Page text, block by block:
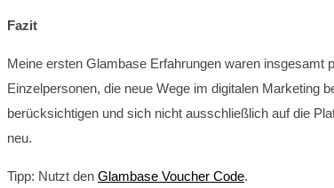
Fazit
Meine ersten Glambase Erfahrungen waren insgesamt
Einzelpersonen, die neue Wege im digitalen Marketing
berücksichtigen und sich nicht ausschließlich auf die
neu.
Tipp: Nutzt den Glambase Voucher Code.